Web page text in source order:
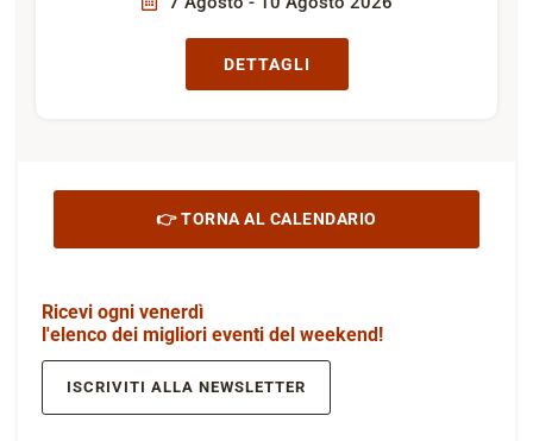
DETTAGLI
👉 TORNA AL CALENDARIO
Ricevi ogni venerdì
l'elenco dei migliori eventi del weekend!
ISCRIVITI ALLA NEWSLETTER